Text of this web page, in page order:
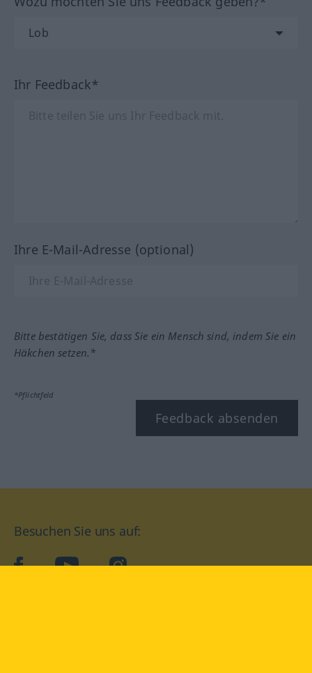
Ihr Feedback*
Ihre E-Mail-Adresse (optional)
Bitte bestätigen Sie, dass Sie ein Mensch sind, indem Sie ein
Häkchen setzen.*
*Pflichtfeld
Feedback absenden
Besuchen Sie uns auf:
facebookYouTube Instagram